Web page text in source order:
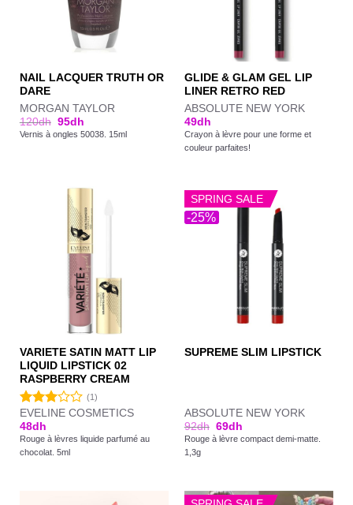
NAIL LACQUER TRUTH OR
DARE
MORGAN TAYLOR
120dh 95dh
Vernis à ongles 50038. 15ml
GLIDE & GLAM GEL LIP
LINER RETRO RED
ABSOLUTE NEW YORK
49dh
Crayon à lèvre pour une forme et
couleur parfaites!
VARIETE SATIN MATT LIP
LIQUID LIPSTICK 02
RASPBERRY CREAM
Note
3.00
sur 5
(1)
EVELINE COSMETICS
48dh
Rouge à lèvres liquide parfumé au
chocolat. 5ml
-25%
SPRING SALE
SUPREME SLIM LIPSTICK
ABSOLUTE NEW YORK
92dh 69dh
Rouge à lèvre compact demi-matte.
1,3g